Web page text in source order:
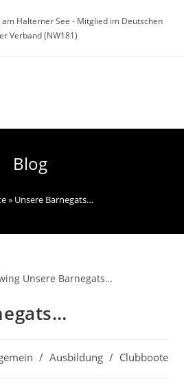
am Halterner See - Mitglied im Deutschen
Verband (NW181)
Blog
» Unsere Barnegats…
/ Ausbildung / Clubboote